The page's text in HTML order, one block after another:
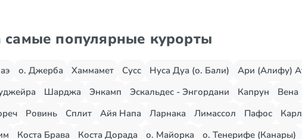
популярные курорты
о. Джерба Хаммамет Сусс Нуса Дуа (о. Бали) Ари (Алифу)
Шарджа Энкамп Эскальдес - Энгордани Капрун Вена
Ровинь Сплит Айя Напа Ларнака Лимассол Пафос
Коста Брава Коста Дорада о. Майорка о. Тенерифе (Канары)